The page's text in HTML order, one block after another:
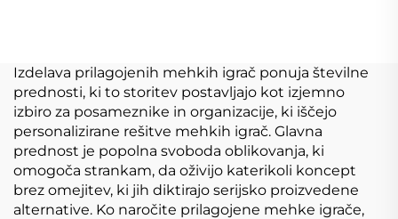
10cm
Izdelava prilagojenih mehkih igrač ponuja številne
prednosti, ki to storitev postavljajo kot izjemno
izbiro za posameznike in organizacije, ki iščejo
personalizirane rešitve mehkih igrač. Glavna
prednost je popolna svoboda oblikovanja, ki
omogoča strankam, da oživijo katerikoli koncept
brez omejitev, ki jih diktirajo serijsko proizvedene
alternative. Ko naročite prilagojene mehke igrače,